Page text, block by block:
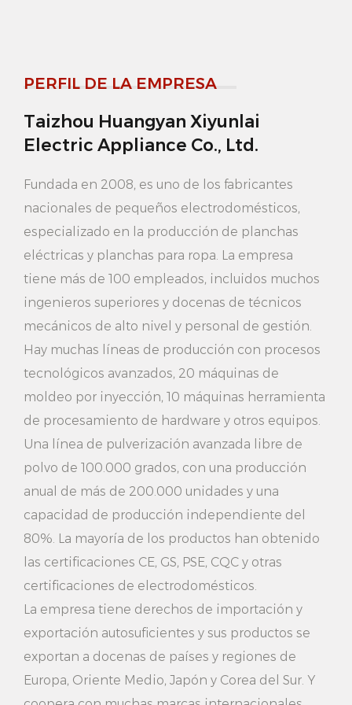
personalizado. Puedes elegir diferentes colores y
tamaños según tus necesidades y preferencias para
crear tu propia percha personalizada.
1. Durabilidad: este elegante colgador para
pantalones con gancho metálico de plástico gris
está hecho de materiales plásticos de alta calidad,
con buena resistencia al desgaste y propiedades
de dañar durante mucho tiempo, por lo que su
inversión vale la pena. él.
2. Estabilidad: El diseño de la percha para
pantalones se combina con ganchos de metal y
estabilidad general, sino que también agrega un
sentido de moda, para que su ropa quede colgada
de manera más segura en la percha para pantalones.
3. Alta utilización del espacio: este tipo de percha
ahorrar espacio de manera efectiva y hacer que su
guardarropa esté más ordenado y ordenado. Al
mismo tiempo, el gancho de metal de la percha
PERFIL DE LA EMPRESA
Taizhou Huangyan Xiyunlai
Electric Appliance Co., Ltd.
Fundada en 2008, es uno de los fabricantes
nacionales de pequeños electrodomésticos,
especializado en la producción de planchas
eléctricas y planchas para ropa. La empresa
tiene más de 100 empleados, incluidos muchos
ingenieros superiores y docenas de técnicos
mecánicos de alto nivel y personal de gestión.
Hay muchas líneas de producción con procesos
tecnológicos avanzados, 20 máquinas de
moldeo por inyección, 10 máquinas herramienta
de procesamiento de hardware y otros equipos.
Una línea de pulverización avanzada libre de
polvo de 100.000 grados, con una producción
anual de más de 200.000 unidades y una
capacidad de producción independiente del
80%. La mayoría de los productos han obtenido
las certificaciones CE, GS, PSE, CQC y otras
certificaciones de electrodomésticos.
La empresa tiene derechos de importación y
exportación autosuficientes y sus productos se
exportan a docenas de países y regiones de
Europa, Oriente Medio, Japón y Corea del Sur. Y